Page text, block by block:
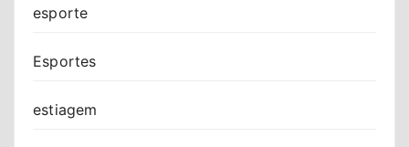
esporte
Esportes
estiagem